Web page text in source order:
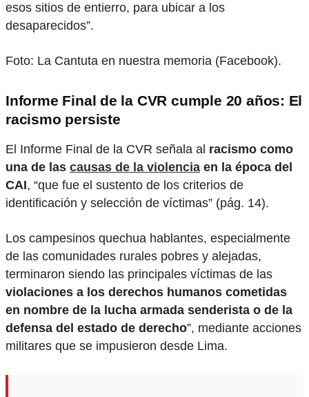
esos sitios de entierro, para ubicar a los
desaparecidos”.
Foto: La Cantuta en nuestra memoria (Facebook).
Informe Final de la CVR cumple 20 años: El
racismo persiste
El Informe Final de la CVR señala al racismo como
una de las causas de la violencia en la época del
CAI, “que fue el sustento de los criterios de
identificación y selección de víctimas” (pág. 14).
Los campesinos quechua hablantes, especialmente
de las comunidades rurales pobres y alejadas,
terminaron siendo las principales víctimas de las
violaciones a los derechos humanos cometidas
en nombre de la lucha armada senderista o de la
defensa del estado de derecho”, mediante acciones
militares que se impusieron desde Lima.